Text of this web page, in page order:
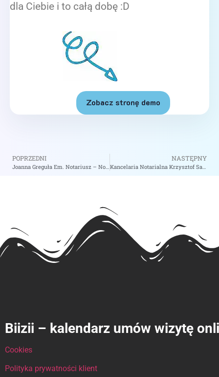
dla Ciebie i to całą dobę :D
Zobacz stronę demo
POPRZEDNI NASTĘPNY
Kancelaria Notarialna Krzysztof Sawinski Paweł Cywiński Notariusze Spółka Cywilna – Notariusz Szczecin
Biizii – kalendarz umów wizytę
Cookies
Polityka prywatności klient